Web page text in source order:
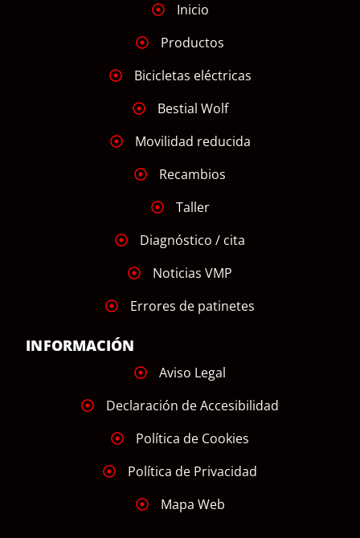
Inicio
Productos
Bicicletas eléctricas
Bestial Wolf
Movilidad reducida
Recambios
Taller
Diagnóstico / cita
Noticias VMP
Errores de patinetes
INFORMACIÓN
Aviso Legal
Declaración de Accesibilidad
Política de Cookies
Política de Privacidad
Mapa Web